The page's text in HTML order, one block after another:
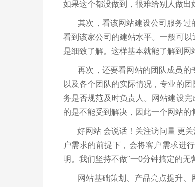
如果这个都没做到，很难给别人做出
其次，看该网站建设公司服务过
看到该家公司的建站水平。一般可
是细致了解。这样基本就能了解到网
再次，还要看网站的团队成员的
以及各个团队的实际情况，专业的
务是否规范及时负责人。网站建设
的是不能受到解决，因此一个网站的
好网站 会说话！关注访问量 更关
户需求的前提下，会将客户需求进
明。我们坚持不做"一0分钟搞定的无
网站基础策划、产品亮点提升、